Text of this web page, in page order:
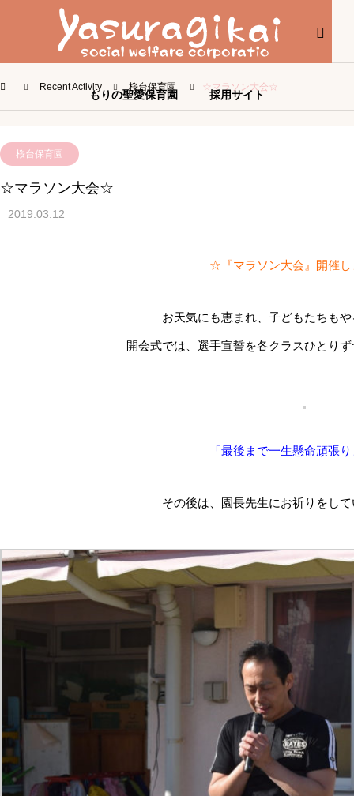
HOME 社会福祉法人やすらぎ会 桜台保育園
もりの聖愛保育園 採用サイト
Recent Activity 桜台保育園 ☆マラソン大会☆
桜台保育園
☆マラソン大会☆
2019.03.12
☆『マラソン大会』開催
お天気にも恵まれ、子どもたちも
開会式では、選手宣誓を各クラスひとり
「最後まで一生懸命頑張
その後は、園長先生にお祈りをし